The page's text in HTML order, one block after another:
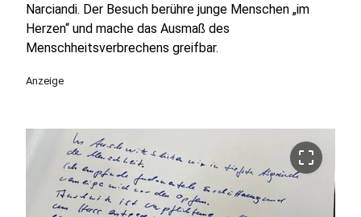
Narciandi. Der Besuch berühre junge Menschen „im
Herzen“ und mache das Ausmaß des
Menschheitsverbrechens greifbar.
Anzeige
crop_free